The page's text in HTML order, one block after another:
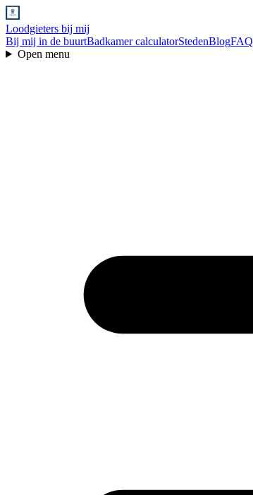
Loodgieters bij mij
Bij mij in de buurtBadkamer calculatorStedenBlogFAQ
Open menu